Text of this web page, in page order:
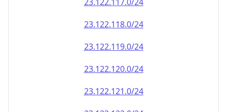
23.122.119.0/24
23.122.120.0/24
23.122.121.0/24
23.122.122.0/24
23.122.123.0/24